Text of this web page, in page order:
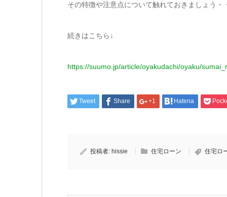
その特徴や注意点について触れておきましょう・
続きはこちら↓
https://suumo.jp/article/oyakudachi/oyaku/
Tweet Share +1 Hatena
投稿者: hissie 住宅ローン 住宅ロ